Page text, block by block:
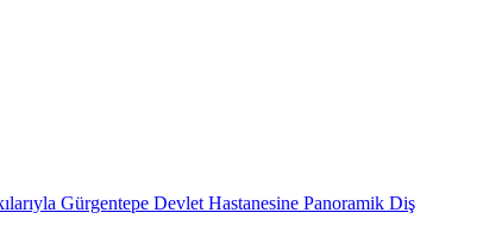
Gürgentepe Devlet Hastanesine Panoramik Diş